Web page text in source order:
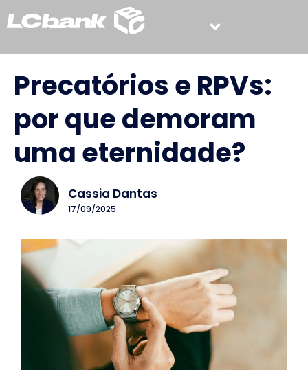
Precatórios e RPVs:
por que demoram
uma eternidade?
Cassia Dantas
17/09/2025